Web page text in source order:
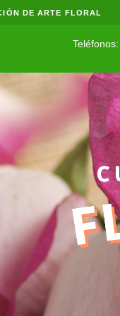
DE ARTE FLORAL